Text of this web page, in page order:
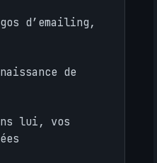
d’emailing,
de
lui, vos